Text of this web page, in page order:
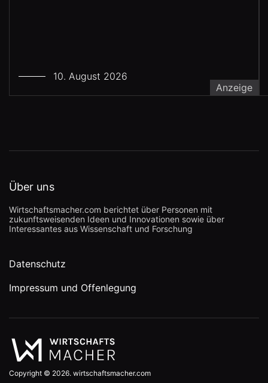
10. August 2026
Anzeige
Über uns
Wirtschaftsmacher.com berichtet über Personen mit
zukunftsweisenden Ideen und Innovationen sowie über
Interessantes aus Wissenschaft und Forschung
Datenschutz
Impressum und Offenlegung
Copyright © 2026. wirtschaftsmacher.com